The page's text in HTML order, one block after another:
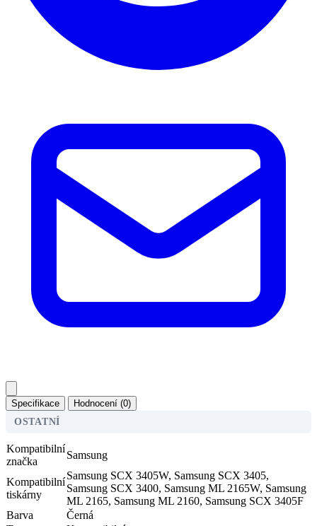
Specifikace
Hodnocení (0)
OSTATNÍ
Kompatibilní
značka
Samsung
Kompatibilní
tiskárny
Samsung SCX 3405W, Samsung SCX 3405,
Samsung SCX 3400, Samsung ML 2165W, Samsung
ML 2165, Samsung ML 2160, Samsung SCX 3405F
Barva
Černá